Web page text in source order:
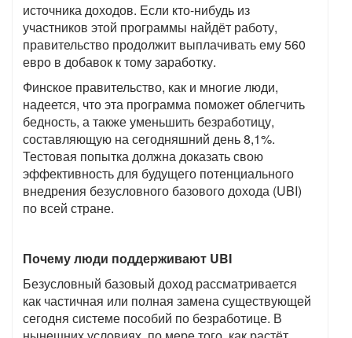
источника доходов. Если кто-нибудь из
участников этой программы найдёт работу,
правительство продолжит выплачивать ему 560
евро в добавок к тому заработку.
Финское правительство, как и многие люди,
надеется, что эта программа поможет облегчить
бедность, а также уменьшить безработицу,
составляющую на сегодняшний день 8,1%.
Тестовая попытка должна доказать свою
эффективность для будущего потенциального
внедрения безусловного базового дохода (UBI)
по всей стране.
Почему люди поддерживают UBI
Безусловный базовый доход рассматривается
как частичная или полная замена существующей
сегодня системе пособий по безработице. В